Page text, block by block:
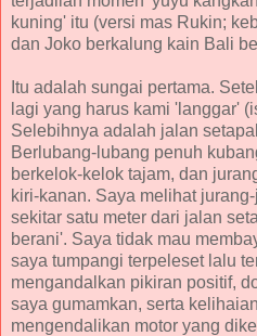
kuning' itu (versi mas Rukin;
dan Joko berkalung kain Bali
Itu adalah sungai pertama.
lagi yang harus kami 'langgar'
Selebihnya adalah jalan
Berlubang-lubang penuh
berkelok-kelok tajam, dan
kiri-kanan. Saya melihat
sekitar satu meter dari jalan
berani'. Saya tidak mau
saya tumpangi terpeleset lalu
mengandalkan pikiran positif,
saya gumamkan, serta
mengendalikan motor yang